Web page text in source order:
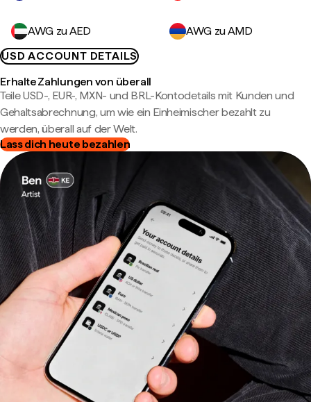
AWG zu AED
AWG zu AMD
USD ACCOUNT DETAILS
Erhalte Zahlungen von überall
Teile USD-, EUR-, MXN- und BRL-Kontodetails mit Kunden und
Gehaltsabrechnung, um wie ein Einheimischer bezahlt zu
werden, überall auf der Welt.
Lass dich heute bezahlen